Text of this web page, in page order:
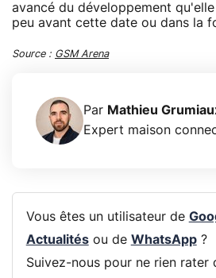
avancé du développement
peu avant cette date ou dans la
Source : GSM Arena
Par Mathieu
Expert maison
Vous êtes un utilisateur de
Actualitésou de WhatsApp?
Suivez-nous pour ne rien rater